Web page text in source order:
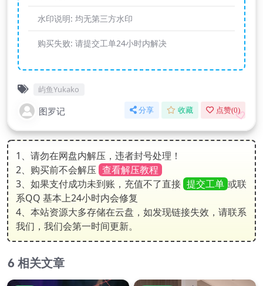
水印说明: 均无第三方水印
购买失败: 请提交工单24小时内解决
屿鱼Yukako
图罗记 分享 收藏 点赞(0)
1、请勿在网盘内解压，违者封号处理！
2、购买前不会解压 查看解压教程
3、如果支付成功未到账，充值不了直接 提交工单 或联
系QQ 基本上24小时内会修复
4、本站资源大多存储在云盘，如发现链接失效，请联系
我们，我们会第一时间更新。
相关文章